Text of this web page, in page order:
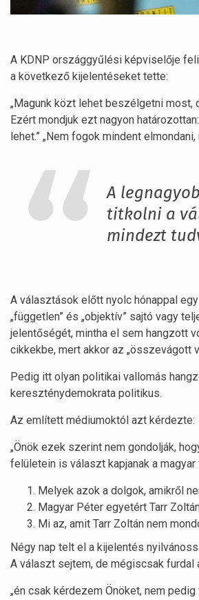
A KDNP országgyűlési képviselője
a következő kijelentéseket tette:
„Magunk közt lehet beszélgetni most,
Ezért mondjuk ezt nagyon
lehet.” „Nem fogok mindent
A
titkolni a
mindezt
A választások előtt nyolc hónappal
„független” és „objektív” sajtó vagy
jelentőségét, mintha el sem hangzott
cikkekbe, mert akkor az „összevágott
Pedig itt olyan politikai vallomás
kereszténydemokrata politikus.
Az említett médiumoktól azt kérdezte:
„Önök ezek szerint nem gondolják,
felületein is választ kapjanak a
Melyek azok a dolgok, amikről
Magyar Péter egyetért Tarr
Mi az, amit Tarr Zoltán nem
Négy nap telt el a kijelentés
A választ sejtem, de mégiscsak
„én csak kérdezem Önöket, nem